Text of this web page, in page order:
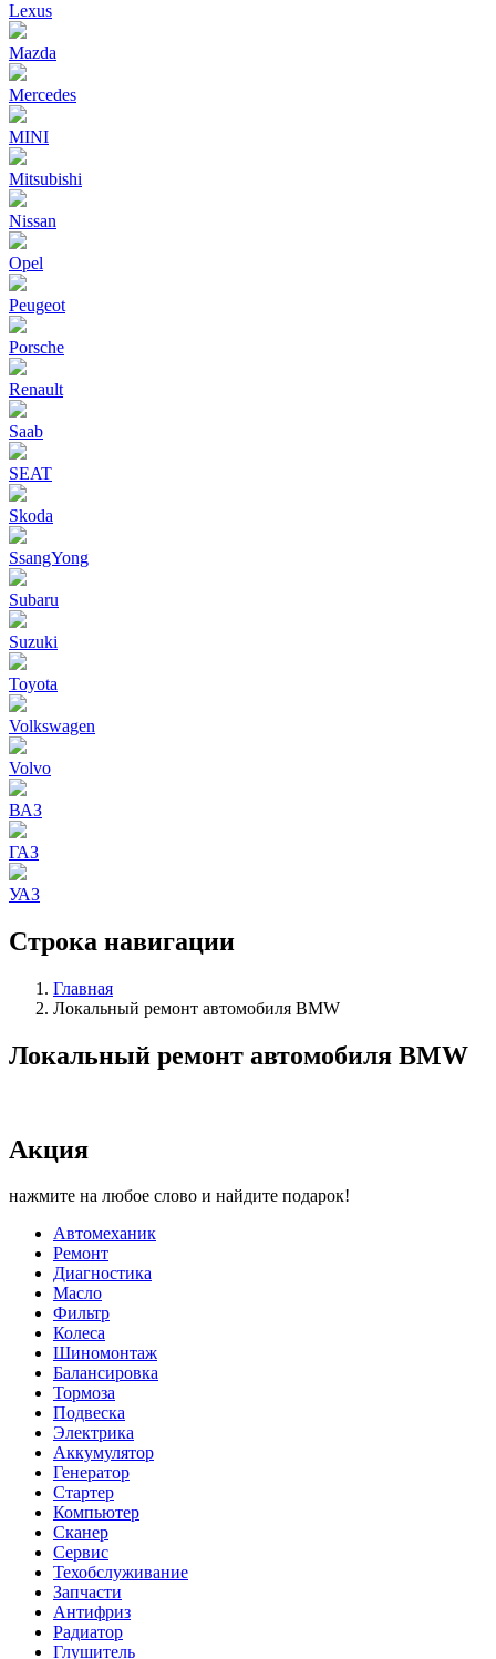
Lexus
Mazda
Mercedes
MINI
Mitsubishi
Nissan
Opel
Peugeot
Porsche
Renault
Saab
SEAT
Skoda
SsangYong
Subaru
Suzuki
Toyota
Volkswagen
Volvo
ВАЗ
ГАЗ
УАЗ
Строка навигации
Главная
Локальный ремонт автомобиля BMW
Локальный ремонт автомобиля BMW
Акция
нажмите на любое слово и найдите подарок!
Автомеханик
Ремонт
Диагностика
Масло
Фильтр
Колеса
Шиномонтаж
Балансировка
Тормоза
Подвеска
Электрика
Аккумулятор
Генератор
Стартер
Компьютер
Сканер
Сервис
Техобслуживание
Запчасти
Антифриз
Радиатор
Глушитель